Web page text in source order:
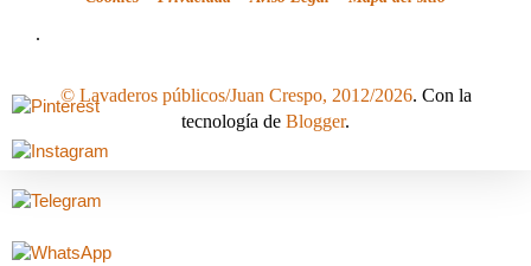
.
© Lavaderos públicos/Juan Crespo, 2012/2026. Con la
tecnología de Blogger.